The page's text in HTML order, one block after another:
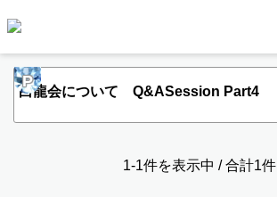
P
白龍会について Q&ASession Part4
1-1件を表示中 / 合計1件